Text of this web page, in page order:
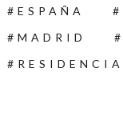
ESPAÑA
MADRID
RESIDENCIA